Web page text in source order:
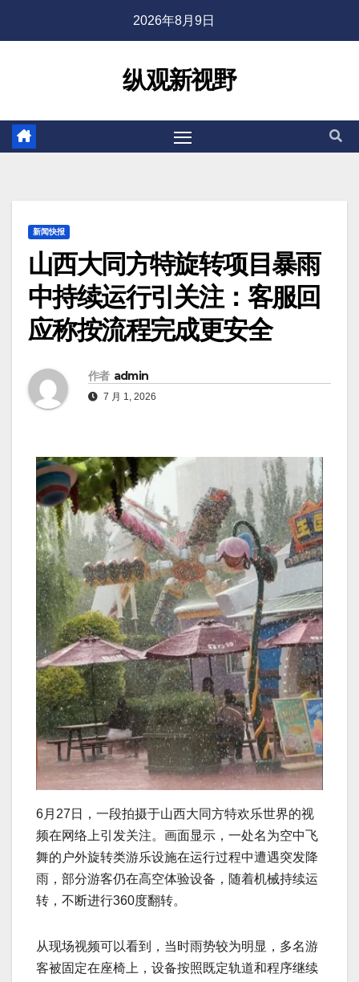
2026年8月9日
纵观新视野
新闻快报
山西大同方特旋转项目暴雨
中持续运行引关注：客服回
应称按流程完成更安全
作者 admin
7 月 1, 2026
6月27日，一段拍摄于山西大同方特欢乐世界的视
频在网络上引发关注。画面显示，一处名为空中飞
舞的户外旋转类游乐设施在运行过程中遭遇突发降
雨，部分游客仍在高空体验设备，随着机械持续运
转，不断进行360度翻转。
从现场视频可以看到，当时雨势较为明显，多名游
客被固定在座椅上，设备按照既定轨道和程序继续